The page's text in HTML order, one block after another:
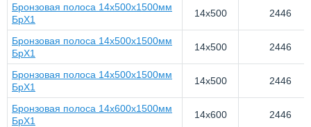
Бронзовая полоса 14x500x1500мм
БрХ1
14x500 2446
Бронзовая полоса 14x500x1500мм
БрХ1
14x500 2446
Бронзовая полоса 14x500x1500мм
БрХ1
14x500 2446
Бронзовая полоса 14x600x1500мм
БрХ1
14x600 2446